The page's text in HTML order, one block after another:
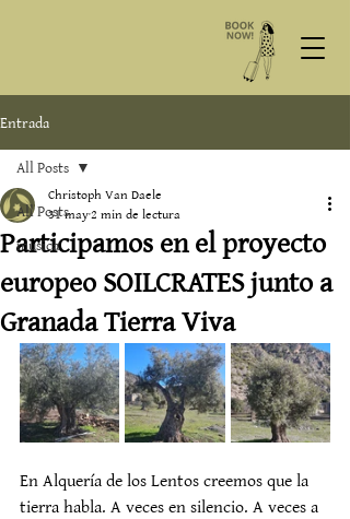
Entrada
All Posts
musica
All Posts
Participamos en el proyecto
europeo SOILCRATES junto a
Granada Tierra Viva
Christoph Van Daele
31 may2 min de lectura
En Alquería de los Lentos creemos que la
tierra habla. A veces en silencio. A veces a